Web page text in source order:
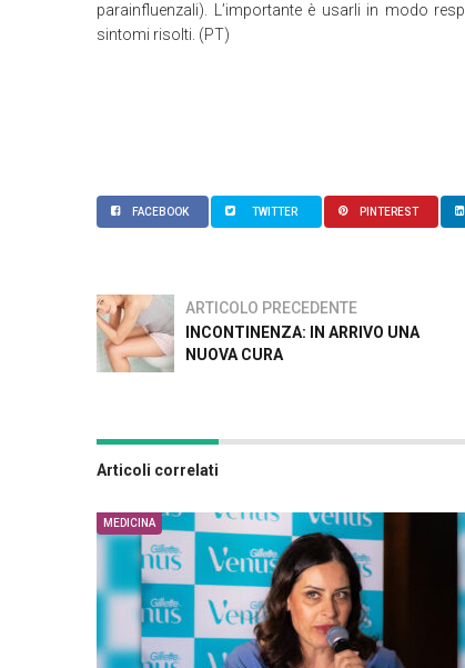
parainfluenzali). L’importante è usarli in modo
sintomi risolti. (PT)
FACEBOOK TWITTER PINTEREST
ARTICOLO PRECEDENTE
INCONTINENZA: IN ARRIVO UNA
NUOVA CURA
Articoli correlati
MEDICINA